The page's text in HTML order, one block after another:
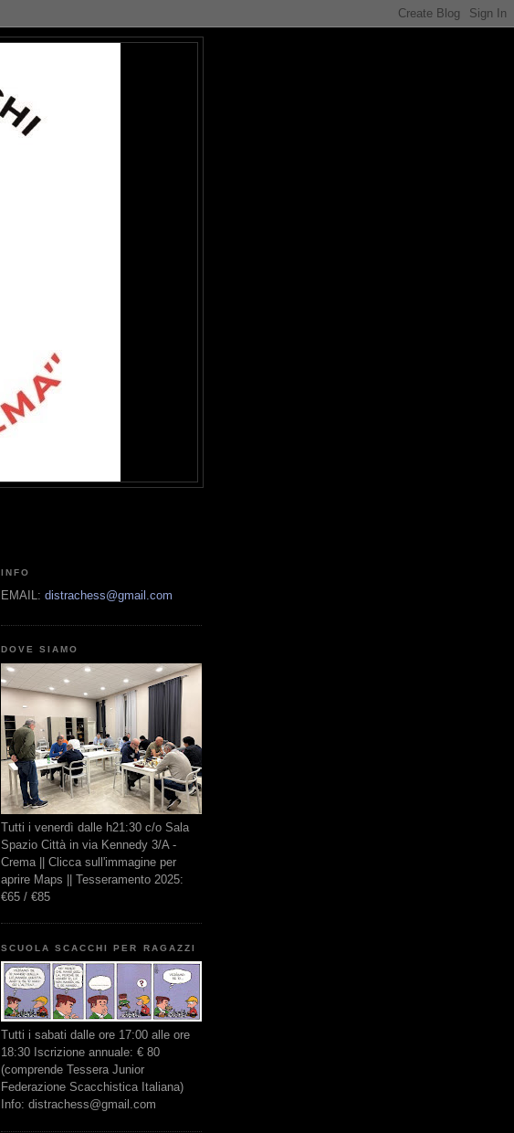
INFO
EMAIL: distrachess@gmail.com
DOVE SIAMO
Tutti i venerdì dalle h21:30 c/o Sala
Spazio Città in via Kennedy 3/A -
Crema || Clicca sull'immagine per
aprire Maps || Tesseramento 2025:
€65 / €85
SCUOLA SCACCHI PER RAGAZZI
Tutti i sabati dalle ore 17:00 alle ore
18:30 Iscrizione annuale: € 80
(comprende Tessera Junior
Federazione Scacchistica Italiana)
Info: distrachess@gmail.com